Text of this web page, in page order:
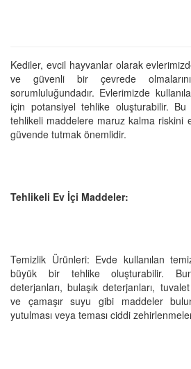
Kediler, evcil hayvanlar olarak
ve güvenli bir çevrede
sorumluluğundadır. Evlerimizde
için potansiyel tehlike oluşturabilir.
tehlikeli maddelere maruz kalma riskini
güvende tutmak önemlidir.
Tehlikeli Ev İçi Maddeler:
Temizlik Ürünleri: Evde kullanılan
büyük bir tehlike oluşturabilir.
deterjanları, bulaşık deterjanları,
ve çamaşır suyu gibi maddeler
yutulması veya teması ciddi